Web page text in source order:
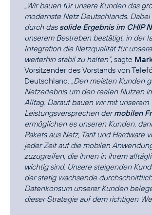
„Wir bauen für unsere Kunden das
modernste Netz Deutschlands.
durch das solide Ergebnis im CHIP
unserem Bestreben bestätigt, in der
Integration die Netzqualität für
weiterhin stabil zu halten“, sagte
Vorsitzender des Vorstands von
Deutschland. „Den meisten Kunden
Netzerlebnis um den realen Nutzen
Alltag. Darauf bauen wir mit unserem
Leistungsversprechen dermobilen
ermöglichen es unseren Kunden,
Pakets aus Netz, Tarif und Hardware
jeder Zeit auf die mobilen
zuzugreifen, die ihnen in ihrem
wichtig sind. Unsere steigenden
der stetig wachsende
Datenkonsum unserer Kunden
dieser Strategie auf dem richtigen